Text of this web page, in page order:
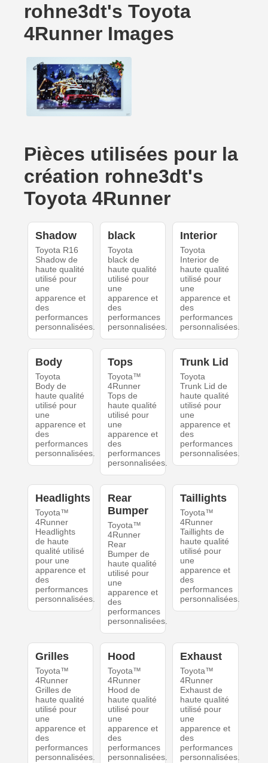
rohne3dt's Toyota
4Runner Images
Pièces utilisées pour la
création rohne3dt's
Toyota 4Runner
Shadow
Toyota R16
Shadow de
haute qualité
utilisé pour
une
apparence et
des
performances
personnalisées.
black
Toyota
black de
haute qualité
utilisé pour
une
apparence et
des
performances
personnalisées.
Interior
Toyota
Interior de
haute qualité
utilisé pour
une
apparence et
des
performances
personnalisées.
Body
Toyota
Body de
haute qualité
utilisé pour
une
apparence et
des
performances
personnalisées.
Tops
Toyota™
4Runner
Tops de
haute qualité
utilisé pour
une
apparence et
des
performances
personnalisées.
Trunk Lid
Toyota
Trunk Lid de
haute qualité
utilisé pour
une
apparence et
des
performances
personnalisées.
Headlights
Toyota™
4Runner
Headlights
de haute
qualité utilisé
pour une
apparence et
des
performances
personnalisées.
Rear
Bumper
Toyota™
4Runner
Rear
Bumper de
haute qualité
utilisé pour
une
apparence et
des
performances
personnalisées.
Taillights
Toyota™
4Runner
Taillights de
haute qualité
utilisé pour
une
apparence et
des
performances
personnalisées.
Grilles
Toyota™
4Runner
Grilles de
haute qualité
utilisé pour
une
apparence et
des
performances
personnalisées.
Hood
Toyota™
4Runner
Hood de
haute qualité
utilisé pour
une
apparence et
des
performances
personnalisées.
Exhaust
Toyota™
4Runner
Exhaust de
haute qualité
utilisé pour
une
apparence et
des
performances
personnalisées.